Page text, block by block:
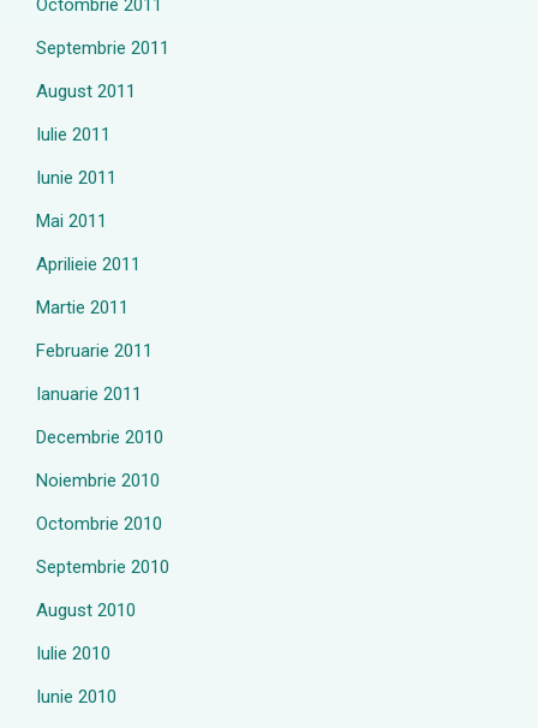
Octombrie 2011
Septembrie 2011
August 2011
Iulie 2011
Iunie 2011
Mai 2011
Aprilieie 2011
Martie 2011
Februarie 2011
Ianuarie 2011
Decembrie 2010
Noiembrie 2010
Octombrie 2010
Septembrie 2010
August 2010
Iulie 2010
Iunie 2010